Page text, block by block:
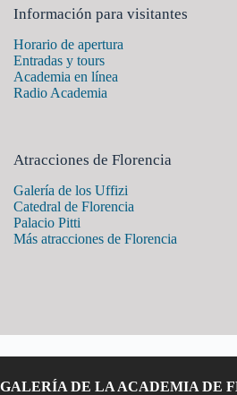
Información para visitantes
Horario de apertura
Entradas y tours
Academia en línea
Radio Academia
Atracciones de Florencia
Galería de los Uffizi
Catedral de Florencia
Palacio Pitti
Más atracciones de Florencia
GALERÍA DE LA ACADEMIA DE